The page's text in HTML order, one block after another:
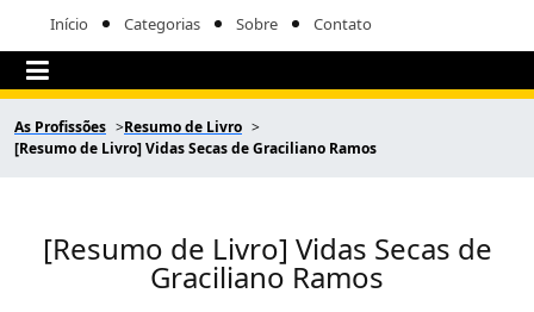
Início Categorias Sobre Contato
As Profissões
Resumo de Livro
[Resumo de Livro] Vidas Secas de Graciliano Ramos
[Resumo de Livro] Vidas Secas de
Graciliano Ramos